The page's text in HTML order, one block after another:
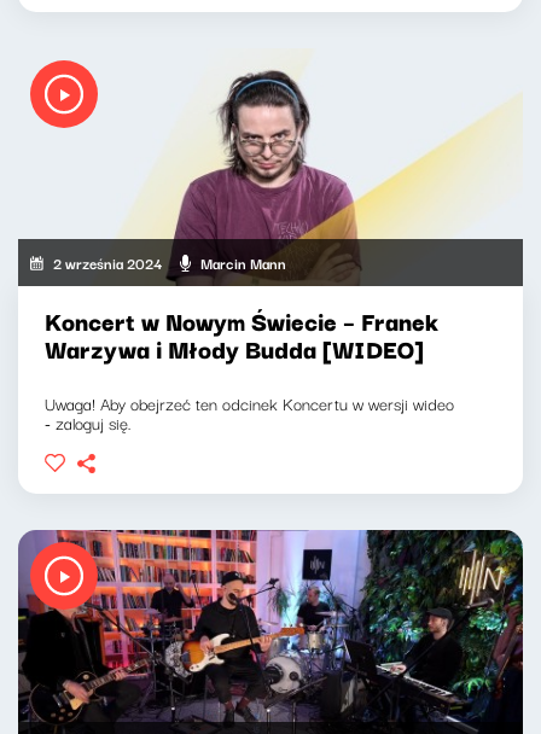
2 września 2024 Marcin Mann
Koncert w Nowym Świecie – Franek
Warzywa i Młody Budda [WIDEO]
Uwaga! Aby obejrzeć ten odcinek Koncertu w wersji wideo
- zaloguj się.